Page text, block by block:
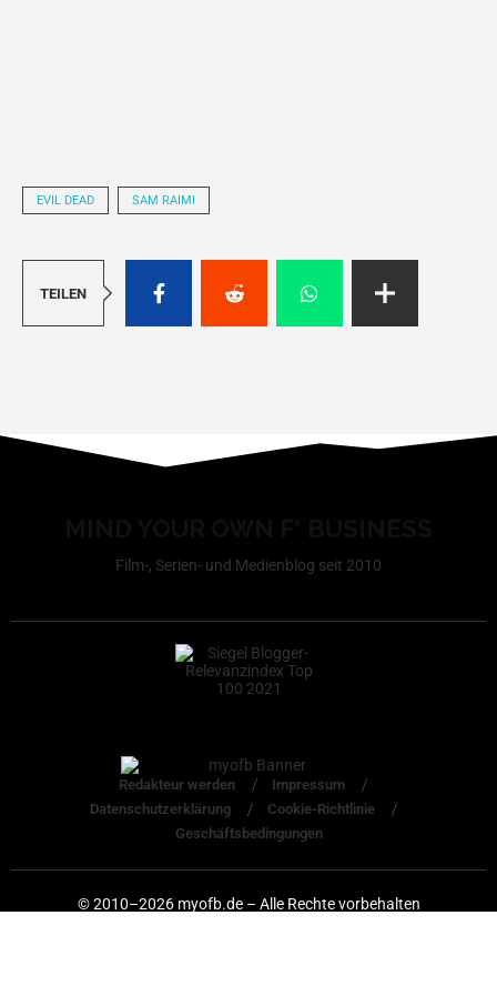
EVIL DEAD SAM RAIMI
TEILEN
Film-, Serien- und Medienblog seit 2010
Redakteur werden
Impressum
Datenschutzerklärung
Cookie-Richtlinie
Geschäftsbedingungen
© 2010–2026 myofb.de – Alle Rechte vorbehalten